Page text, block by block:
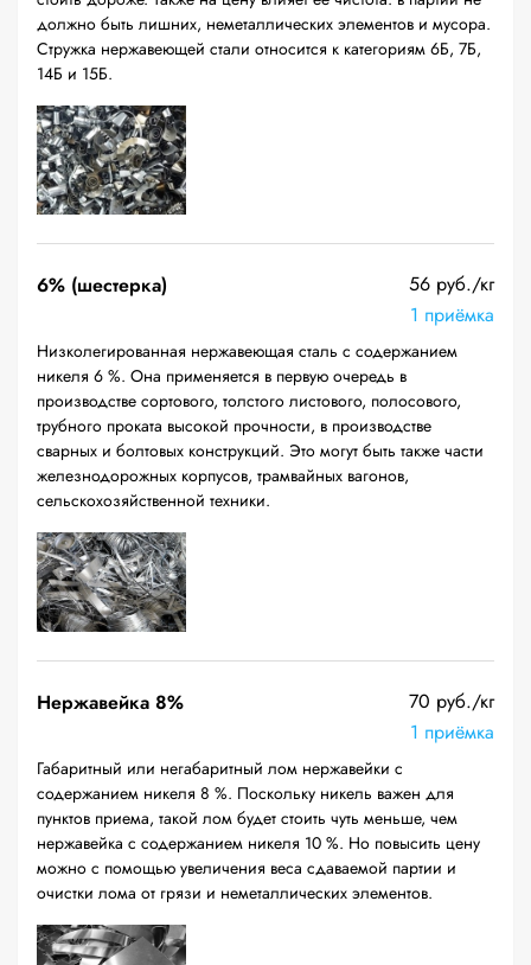
должно быть лишних, неметаллических элементов и мусора.
Стружка нержавеющей стали относится к категориям 6Б, 7Б,
14Б и 15Б.
6% (шестерка)
56 руб./кг
1 приёмка
Низколегированная нержавеющая сталь с содержанием
никеля 6 %. Она применяется в первую очередь в
производстве сортового, толстого листового, полосового,
трубного проката высокой прочности, в производстве
сварных и болтовых конструкций. Это могут быть также части
железнодорожных корпусов, трамвайных вагонов,
сельскохозяйственной техники.
Нержавейка 8%
70 руб./кг
1 приёмка
Габаритный или негабаритный лом нержавейки с
содержанием никеля 8 %. Поскольку никель важен для
пунктов приема, такой лом будет стоить чуть меньше, чем
нержавейка с содержанием никеля 10 %. Но повысить цену
можно с помощью увеличения веса сдаваемой партии и
очистки лома от грязи и неметаллических элементов.